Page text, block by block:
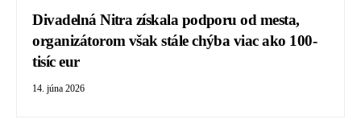
Divadelná Nitra získala podporu od mesta,
organizátorom však stále chýba viac ako 100-
tisíc eur
14. júna 2026